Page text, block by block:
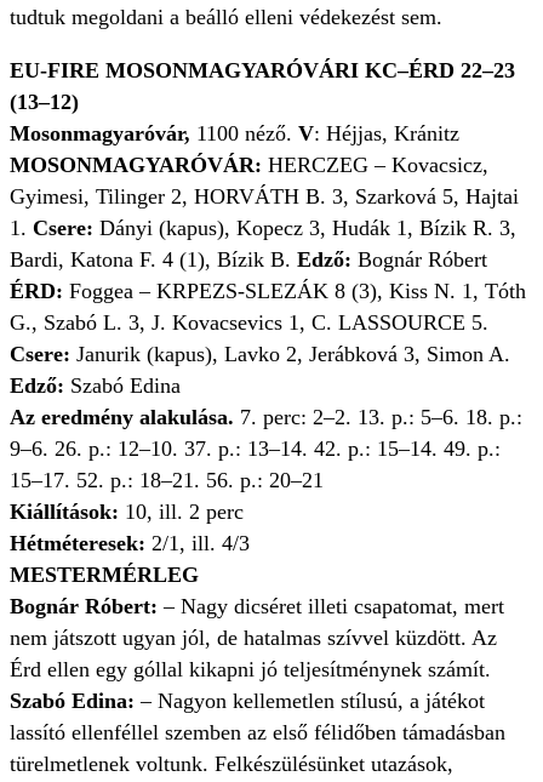
tudtuk megoldani a beálló elleni védekezést sem.
EU-FIRE MOSONMAGYARÓVÁRI KC–ÉRD 22–23
(13–12)
Mosonmagyaróvár, 1100 néző. V: Héjjas, Kránitz
MOSONMAGYARÓVÁR: HERCZEG – Kovacsicz,
Gyimesi, Tilinger 2, HORVÁTH B. 3, Szarková 5, Hajtai
1. Csere: Dányi (kapus), Kopecz 3, Hudák 1, Bízik R. 3,
Bardi, Katona F. 4 (1), Bízik B. Edző: Bognár Róbert
ÉRD: Foggea – KRPEZS-SLEZÁK 8 (3), Kiss N. 1, Tóth
G., Szabó L. 3, J. Kovacsevics 1, C. LASSOURCE 5.
Csere: Janurik (kapus), Lavko 2, Jerábková 3, Simon A.
Edző: Szabó Edina
Az eredmény alakulása. 7. perc: 2–2. 13. p.: 5–6. 18. p.:
9–6. 26. p.: 12–10. 37. p.: 13–14. 42. p.: 15–14. 49. p.:
15–17. 52. p.: 18–21. 56. p.: 20–21
Kiállítások: 10, ill. 2 perc
Hétméteresek: 2/1, ill. 4/3
MESTERMÉRLEG
Bognár Róbert:– Nagy dicséret illeti csapatomat, mert
nem játszott ugyan jól, de hatalmas szívvel küzdött. Az
Érd ellen egy góllal kikapni jó teljesítménynek számít.
Szabó Edina: – Nagyon kellemetlen stílusú, a játékot
lassító ellenféllel szemben az első félidőben támadásban
türelmetlenek voltunk. Felkészülésünket utazások,